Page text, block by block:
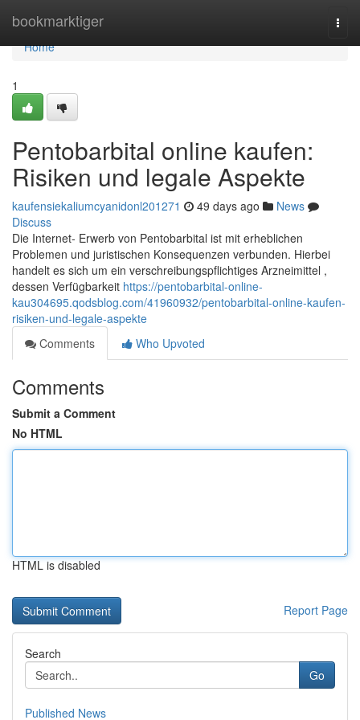
bookmarktiger
Home
Home
1
Pentobarbital online kaufen:
Risiken und legale Aspekte
kaufensiekaliumcyanidonl201271 49 days ago
News
Discuss
Die Internet- Erwerb von Pentobarbital ist mit erheblichen
Problemen und juristischen Konsequenzen verbunden. Hierbei
handelt es sich um ein verschreibungspflichtiges Arzneimittel ,
dessen Verfügbarkeit https://pentobarbital-online-
kau304695.qodsblog.com/41960932/pentobarbital-online-kaufen-
risiken-und-legale-aspekte
Comments
Who Upvoted
Comments
Submit a Comment
No HTML
HTML is disabled
Report Page
Search
Go
Published News